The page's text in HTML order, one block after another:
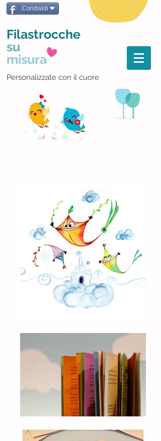
Condividi ❤
Filastrocche
su
misura
Personalizzate con il cuore